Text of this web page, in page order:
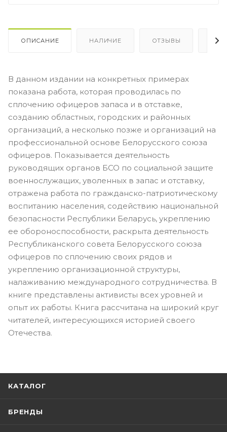
ОПИСАНИЕ НАЛИЧИЕ ОТЗЫВЫ
В данном издании на конкретных примерах
показана работа, которая проводилась по
сплочению офицеров запаса и в отставке,
созданию областных, городских и районных
организаций, а несколько позже и организаций на
профессиональной основе Белорусского союза
офицеров. Показывается деятельность
руководящих органов БСО по социальной защите
военнослужащих, уволенных в запас и отставку,
отражена работа по гражданско-патриотическому
воспитанию населения, содействию национальной
безопасности Республики Беларусь, укреплению
ее обороноспособности, раскрыта деятельность
Республиканского совета Белорусского союза
офицеров по сплочению своих рядов и
укреплению организационной структуры,
налаживанию международного сотрудничества. В
книге представлены активисты всех уровней и
опыт их работы. Книга рассчитана на широкий круг
читателей, интересующихся историей своего
Отечества.
КАТАЛОГ
БРЕНДЫ